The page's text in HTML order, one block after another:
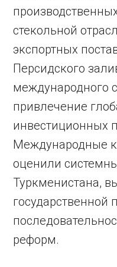
стекольной
экспортных
Персидского
международного
привлечение
инвестиционных
Международные
оценили
Туркменистана,
государственной
реформ.